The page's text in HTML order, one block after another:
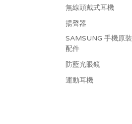
無線頭戴式耳機
揚聲器
SAMSUNG 手機原裝
配件
防藍光眼鏡
運動耳機